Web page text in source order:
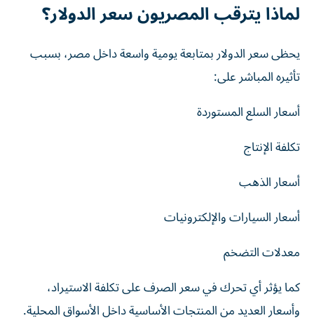
لماذا يترقب المصريون سعر الدولار؟
يحظى سعر الدولار بمتابعة يومية واسعة داخل مصر، بسبب
تأثيره المباشر على:
أسعار السلع المستوردة
تكلفة الإنتاج
أسعار الذهب
أسعار السيارات والإلكترونيات
معدلات التضخم
كما يؤثر أي تحرك في سعر الصرف على تكلفة الاستيراد،
وأسعار العديد من المنتجات الأساسية داخل الأسواق المحلية.